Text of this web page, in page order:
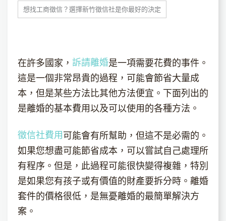
想找工商徵信？選擇新竹徵信社是你最好的決定
在許多國家， 訴請離婚是一項需要花費的事件。
這是一個非常昂貴的過程，可能會節省大量成
本，但是某些方法比其他方法便宜。下面列出的
是離婚的基本費用以及可以使用的各種方法。
徵信社費用 可能會有所幫助，但這不是必需的。
如果您想盡可能節省成本，可以嘗試自己處理所
有程序。但是，此過程可能很快變得複雜，特別
是如果您有孩子或有價值的財產要拆分時。離婚
套件的價格很低，是無憂離婚的最簡單解決方
案。